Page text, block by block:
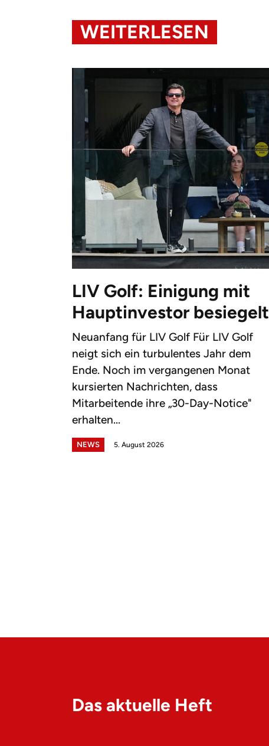
WEITERLESEN
LIV Golf: Einigung mit
Hauptinvestor besiegelt
Neuanfang für LIV Golf Für LIV Golf
neigt sich ein turbulentes Jahr dem
Ende. Noch im vergangenen Monat
kursierten Nachrichten, dass
Mitarbeitende ihre „30-Day-Notice"
erhalten...
NEWS 5. August 2026
Das aktuelle Heft